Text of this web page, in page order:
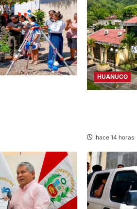
HUANUCO
hace 14 horas